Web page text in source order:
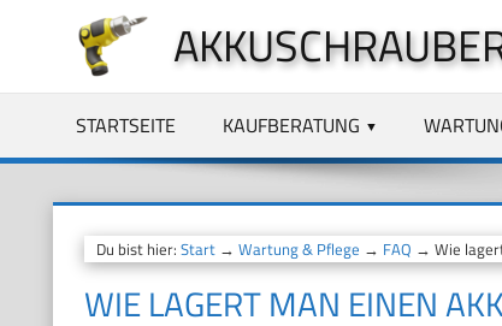
springen
STARTSEITE KAUFBERATUNG
Du bist hier: Start→ Wartung & Pflege → FAQ → Wie
WIE LAGERT MAN EINEN